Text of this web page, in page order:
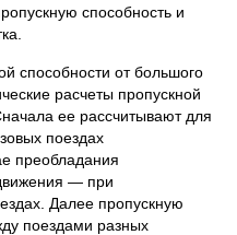
способность и
способности от большого
расчеты пропускной
ее рассчитывают для
поездах
преобладания
— при
Далее пропускную
поездами разных